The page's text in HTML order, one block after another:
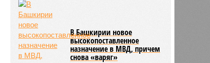
В Башкирии новое
высокопоставленное
назначение в МВД, причем
снова «варяг»